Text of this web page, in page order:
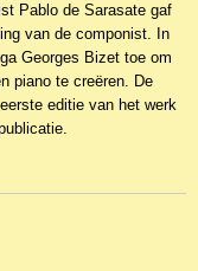
Pablo de Sarasate gaf
van de componist. In
Georges Bizet toe om
piano te creëren. De
editie van het werk